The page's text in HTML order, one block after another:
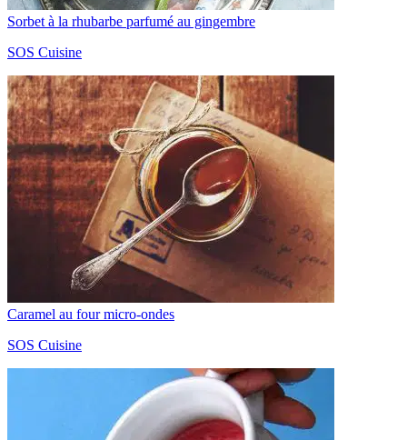
Sorbet à la rhubarbe parfumé au gingembre
SOS Cuisine
Caramel au four micro-ondes
SOS Cuisine